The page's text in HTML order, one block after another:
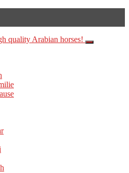
quality Arabian horses!